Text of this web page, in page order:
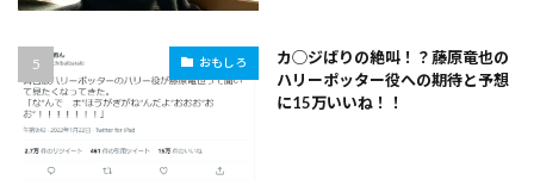
おもしろ
カ◯ジばりの絶叫！？藤原竜也の
ハリーポッター役への期待と予想
に15万いいね！！